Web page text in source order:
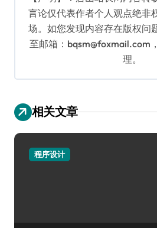
言论仅代表作者个人观点绝非
场。如您发现内容存在版权问
至邮箱：bqsm@foxmail.com
理。
相关文章
程序设计